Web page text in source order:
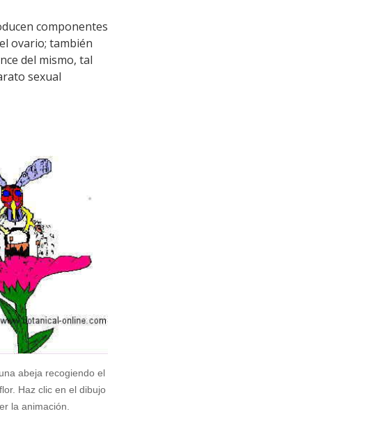
componentes
ovario; también
del mismo, tal
sexual
abeja recogiendo el
Haz clic en el dibujo
la animación.